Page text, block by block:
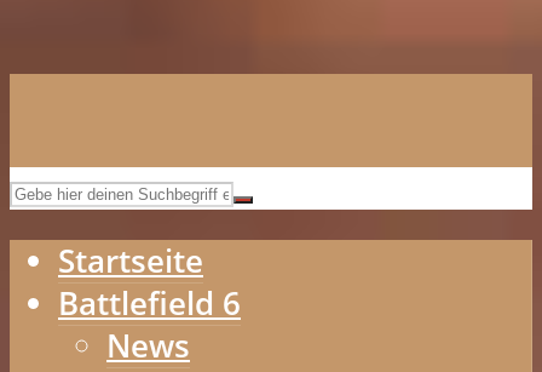
Startseite
Battlefield 6
News